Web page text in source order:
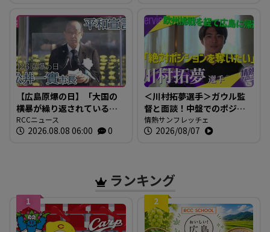
【広島原爆の日】「大国の
横暴が繰り返されている」
広島市・松井市長 世界の
為政者に核兵器廃絶への取
RCCニュース
2026.08.08 06:00 0
＜川村拓夢選手＞ガウル監
督と面談！中盤でのポジシ
ョン争いに本気で挑む【情
熱サンフレッチェ】
情熱サンフレッチェ
2026/08/07
ランキング
1 2